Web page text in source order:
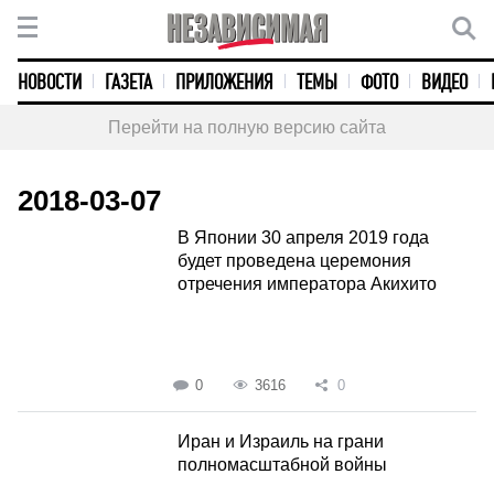
НОВОСТИ ГАЗЕТА ПРИЛОЖЕНИЯ ТЕМЫ ФОТО ВИДЕО
Перейти на полную версию сайта
2018-03-07
В Японии 30 апреля 2019 года
будет проведена церемония
отречения императора Акихито
0 3616 0
Иран и Израиль на грани
полномасштабной войны